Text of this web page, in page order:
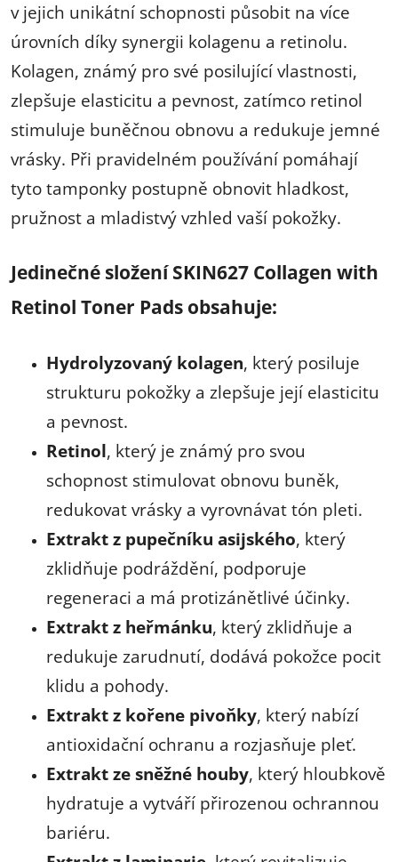
v jejich unikátní schopnosti působit na více
úrovních díky synergii kolagenu a retinolu.
Kolagen, známý pro své posilující vlastnosti,
zlepšuje elasticitu a pevnost, zatímco retinol
stimuluje buněčnou obnovu a redukuje jemné
vrásky. Při pravidelném používání pomáhají
tyto tamponky postupně obnovit hladkost,
pružnost a mladistvý vzhled vaší pokožky.
Jedinečné složení SKIN627 Collagen with
Retinol Toner Pads obsahuje:
Hydrolyzovaný kolagen, který posiluje
strukturu pokožky a zlepšuje její elasticitu
a pevnost.
Retinol, který je známý pro svou
schopnost stimulovat obnovu buněk,
redukovat vrásky a vyrovnávat tón pleti.
Extrakt z pupečníku asijského, který
zklidňuje podráždění, podporuje
regeneraci a má protizánětlivé účinky.
Extrakt z heřmánku, který zklidňuje a
redukuje zarudnutí, dodává pokožce pocit
klidu a pohody.
Extrakt z kořene pivoňky, který nabízí
antioxidační ochranu a rozjasňuje pleť.
Extrakt ze sněžné houby, který hloubkově
hydratuje a vytváří přirozenou ochrannou
bariéru.